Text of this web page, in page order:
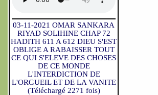
03-11-2021 OMAR SANKARA
RIYAD SOLIHINE CHAP 72
HADITH 611 A 612 DIEU S'EST
OBLIGE A RABAISSER TOUT
CE QUI S'ELEVE DES CHOSES
DE CE MONDE
L'INTERDICTION DE
L'ORGUEIL ET DE LA VANITE
(Téléchargé 2271 fois)